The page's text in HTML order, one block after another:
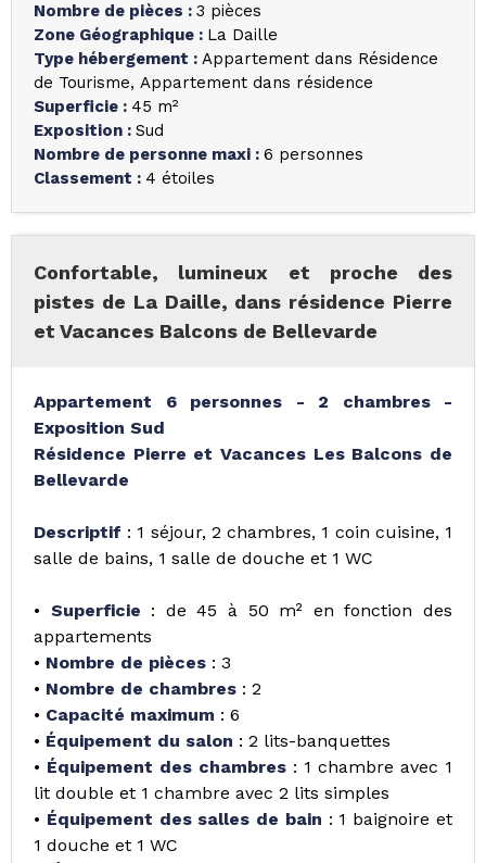
Nombre de pièces : 3 pièces
Zone Géographique : La Daille
Type hébergement : Appartement dans Résidence
de Tourisme Appartement dans résidence
Superficie : 45 m²
Exposition : Sud
Nombre de personne maxi : 6 personnes
Classement : 4 étoiles
Confortable, lumineux et proche des
pistes de La Daille, dans résidence Pierre
et Vacances Balcons de Bellevarde
Appartement 6 personnes - 2 chambres -
Exposition Sud
Résidence Pierre et Vacances Les Balcons de
Bellevarde
Descriptif : 1 séjour, 2 chambres, 1 coin cuisine, 1
salle de bains, 1 salle de douche et 1 WC
• Superficie : de 45 à 50 m² en fonction des
appartements
• Nombre de pièces : 3
• Nombre de chambres : 2
• Capacité maximum : 6
• Équipement du salon : 2 lits-banquettes
• Équipement des chambres : 1 chambre avec 1
lit double et 1 chambre avec 2 lits simples
• Équipement des salles de bain : 1 baignoire et
1 douche et 1 WC